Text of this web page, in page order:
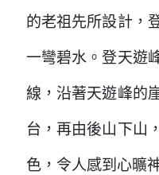
的老祖先所設計，
一彎碧水。登天遊
線，沿著天遊峰的
台，再由後山下山
色，令人感到心曠